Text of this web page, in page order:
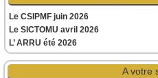
Le CSIPMF juin 2026
Le SICTOMU avril 2026
L’ ARRU été 2026
A votre